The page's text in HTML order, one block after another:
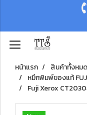
หน้าแรก สินค้าทั้งหมด
หมึกพิมพ์ของแท้
Fuji Xerox